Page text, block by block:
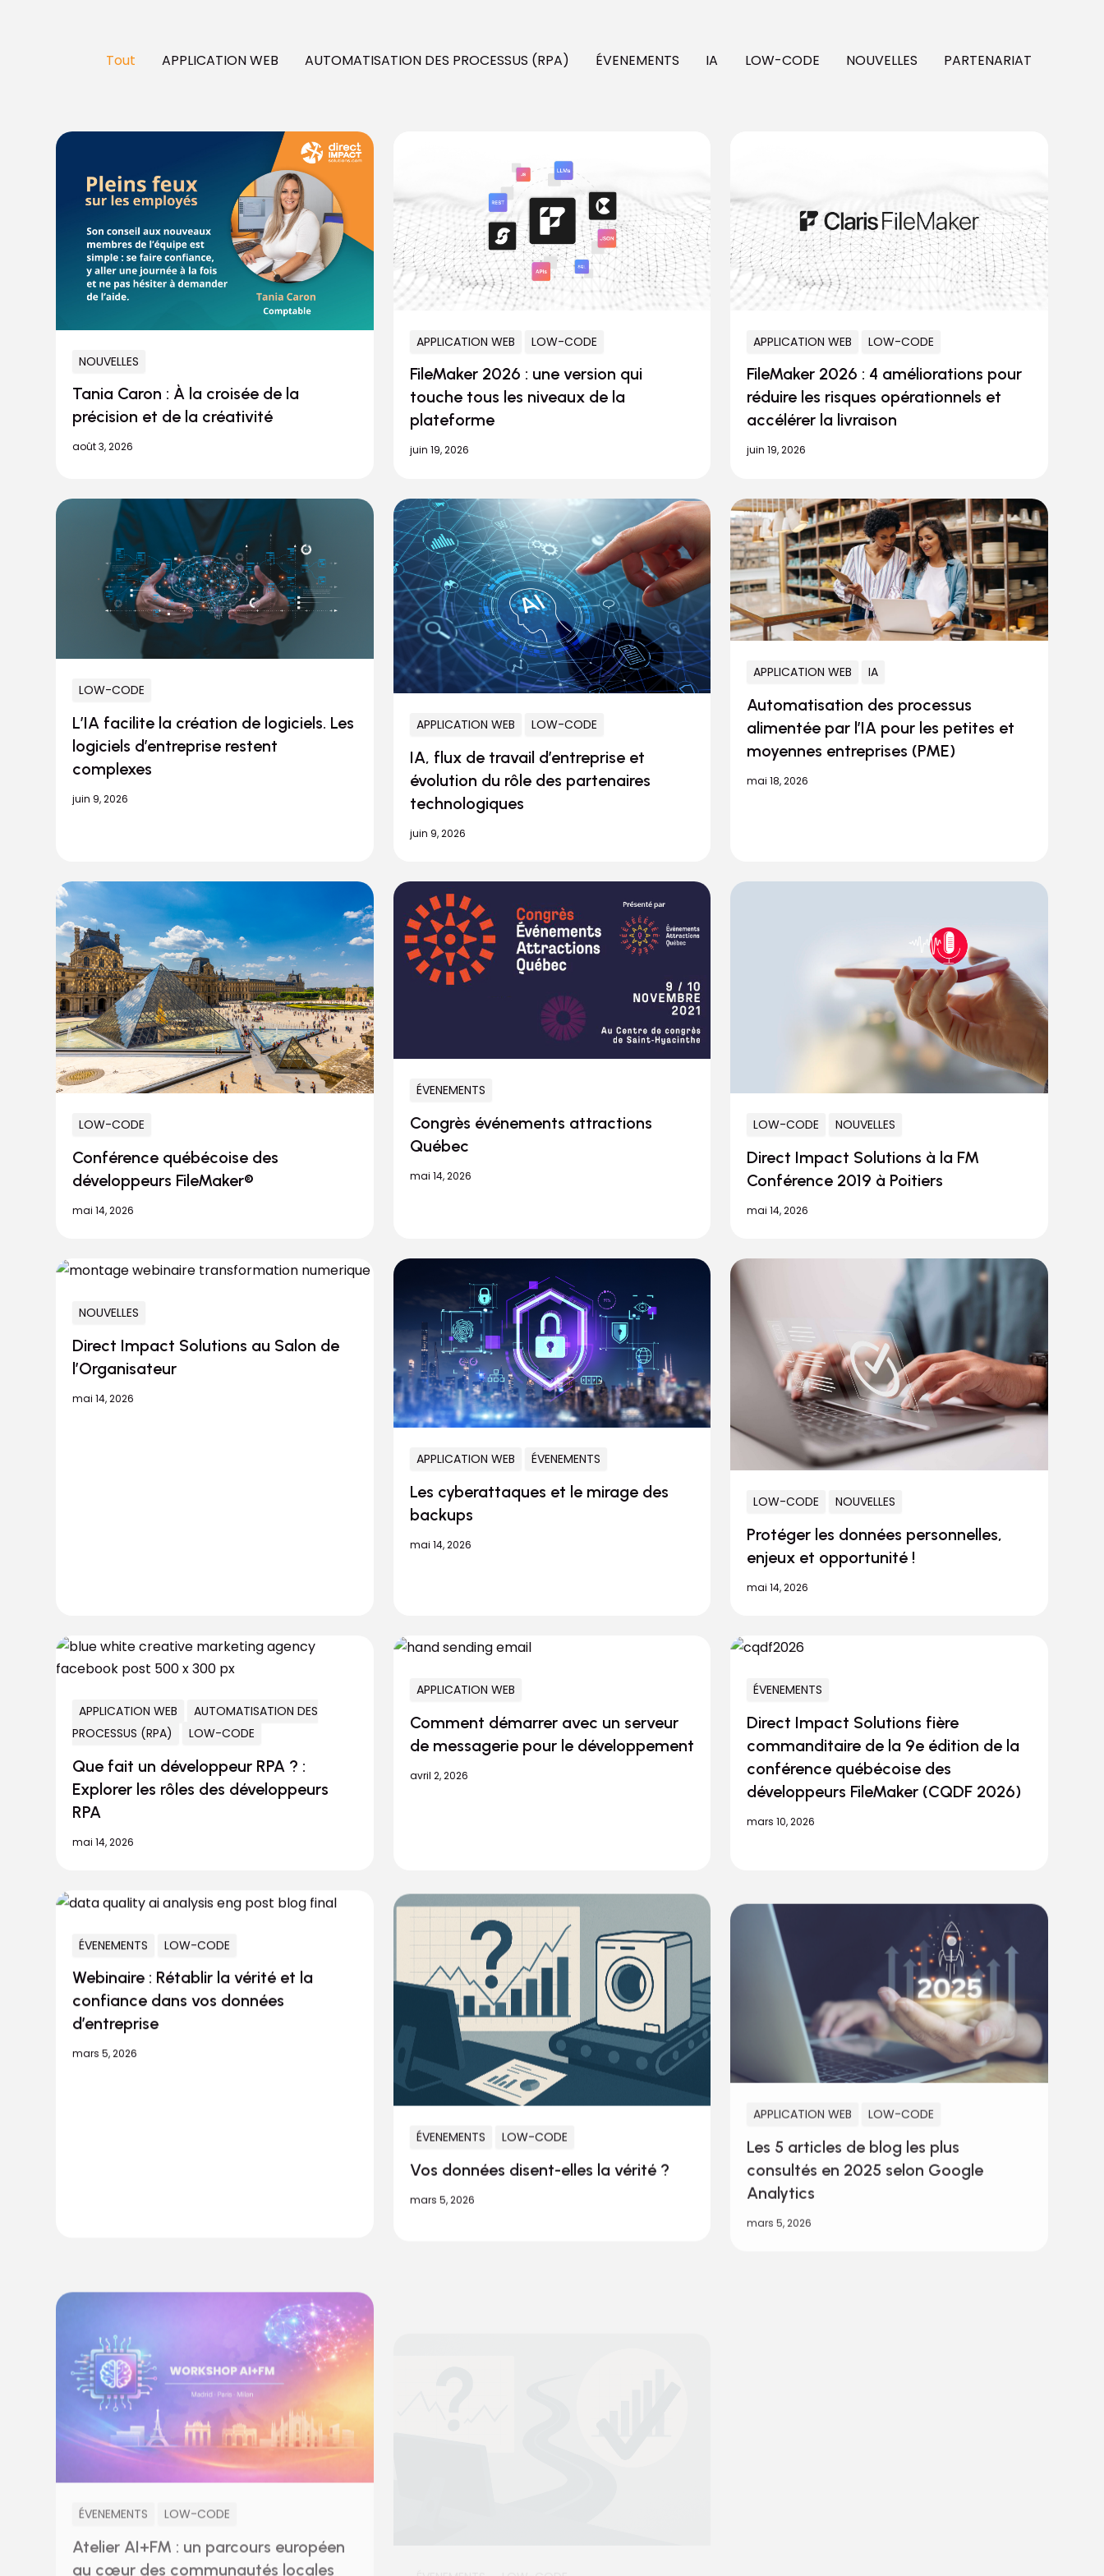
Tout APPLICATION WEB AUTOMATISATION DES PROCESSUS (RPA) ÉVENEMENTS IA LOW-CODE NOUVELLES PARTENARIAT
NOUVELLES
Tania Caron : À la croisée de la
précision et de la créativité
août 3, 2026
APPLICATION WEB LOW-CODE
FileMaker 2026 : une version qui
touche tous les niveaux de la
plateforme
juin 19, 2026
APPLICATION WEB LOW-CODE
FileMaker 2026 : 4 améliorations pour
réduire les risques opérationnels et
accélérer la livraison
juin 19, 2026
LOW-CODE
L’IA facilite la création de logiciels. Les
logiciels d’entreprise restent
complexes
juin 9, 2026
APPLICATION WEB LOW-CODE
IA, flux de travail d’entreprise et
évolution du rôle des partenaires
technologiques
juin 9, 2026
APPLICATION WEB IA
Automatisation des processus
alimentée par l’IA pour les petites et
moyennes entreprises (PME)
mai 18, 2026
LOW-CODE
Conférence québécoise des
développeurs FileMaker®
mai 14, 2026
ÉVENEMENTS
Congrès événements attractions
Québec
mai 14, 2026
LOW-CODE NOUVELLES
Direct Impact Solutions à la FM
Conférence 2019 à Poitiers
mai 14, 2026
NOUVELLES
Direct Impact Solutions au Salon de
l’Organisateur
mai 14, 2026
APPLICATION WEB ÉVENEMENTS
Les cyberattaques et le mirage des
backups
mai 14, 2026
LOW-CODE NOUVELLES
Protéger les données personnelles,
enjeux et opportunité !
mai 14, 2026
APPLICATION WEB
AUTOMATISATION DES
PROCESSUS (RPA)
LOW-CODE
Que fait un développeur RPA ? :
Explorer les rôles des développeurs
RPA
mai 14, 2026
APPLICATION WEB
Comment démarrer avec un serveur
de messagerie pour le développement
avril 2, 2026
ÉVENEMENTS
Direct Impact Solutions fière
commanditaire de la 9e édition de la
conférence québécoise des
développeurs FileMaker (CQDF 2026)
mars 10, 2026
ÉVENEMENTS LOW-CODE
Webinaire : Rétablir la vérité et la
confiance dans vos données
d’entreprise
mars 5, 2026
ÉVENEMENTS LOW-CODE
Vos données disent-elles la vérité ?
mars 5, 2026
consultés en 2025 selon Google
Analytics
ÉVENEMENTS LOW-CODE
Atelier AI+FM : un parcours européen
février 26, 2026